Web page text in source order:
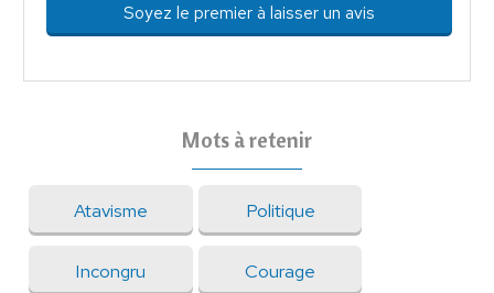
Soyez le premier à laisser un avis
Mots à retenir
Atavisme Politique
Incongru Courage